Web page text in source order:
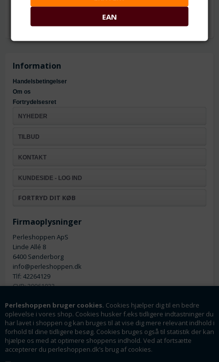
Perleshoppen bruger cookies. Cookies hjælper dig til en bedre
oplevelse i vores shop. Cookies husker f.eks tidligere indtastninger du
har lavet i shoppen og kan bruges til at vise dig mere relevant indhold i
forhold til dine tidligere besøg. Cookies bruges også til statistik der kan
hjælpe os med at optimere shoppens indhold. Ved at fortsætte
accepterer du perleshoppen.dk’s brug af cookies.
Information
Handelsbetingelser
Om os
Fortrydelsesret
NYHEDER
TILBUD
KONTAKT
KUNDESIDE - LOG IND
FORTRYD DIT KØB
Firmaoplysninger
Perleshoppen ApS
Linde Allé 8
6400 Sønderborg
info@perleshoppen.dk
Tlf: 42264129
CVR: 39061023
Nyhedsmail
EAN